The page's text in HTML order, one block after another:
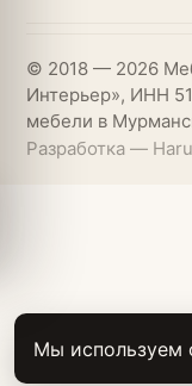
© 2018 — 2026
Интерьер», ИНН
мебели в
Разработка —
Мы используем